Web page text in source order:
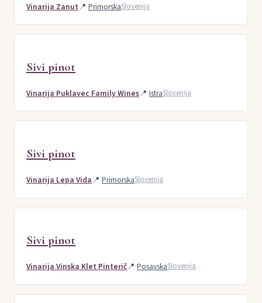
Vinarija Zanut📍 PrimorskaSlovenija
Sivi pinot
Vinarija Puklavec Family Wines📍 IstraSlovenija
Sivi pinot
Vinarija Lepa Vida📍 PrimorskaSlovenija
Sivi pinot
Vinarija Vinska Klet Pinterič📍 PosavskaSlovenija